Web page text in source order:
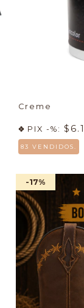
Creme
PIX -%:
83 VENDIDOS.
-17%